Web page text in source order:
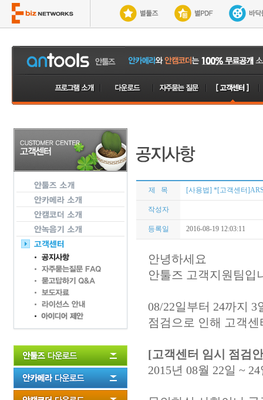
제 목 [사용법] *[고객센터
작성자
등록일 2016-08-19 12:03:11
안녕하세요
안툴즈 고객지원팀입
08/22일부터 24까지
점검으로 인해 고객
[고객센터 임시 점검
2015년 08월 22일 ~